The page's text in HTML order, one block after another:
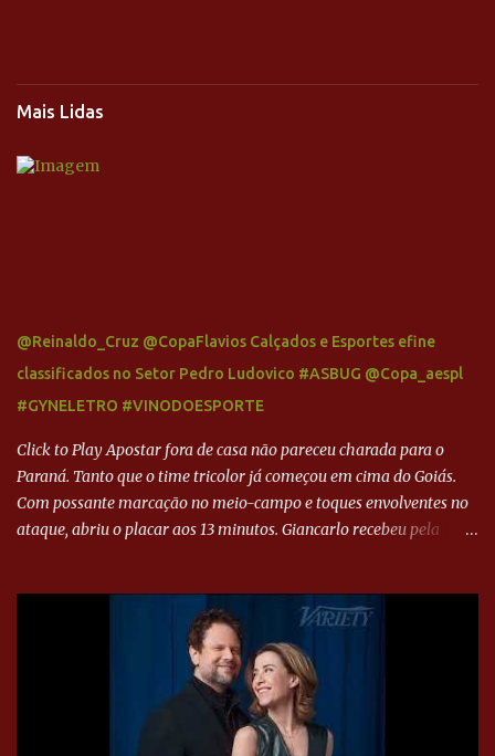
Mais Lidas
@Reinaldo_Cruz @CopaFlavios Calçados e Esportes efine
classificados no Setor Pedro Ludovico #ASBUG @Copa_aespl
#GYNELETRO #VINODOESPORTE
Click to Play Apostar fora de casa não pareceu charada para o
Paraná. Tanto que o time tricolor já começou em cima do Goiás.
Com possante marcação no meio-campo e toques envolventes no
ataque, abriu o placar aos 13 minutos. Giancarlo recebeu pela
Paraná ampliou a vantagem aos 21 minutos. Éverton Garroni
desviou cruzamento de cabeça e, mesmo de costas, incidiu o canto
direito de Harlei. O goleiro esmeraldino se esticou e até tocou na
bola, mas não o suficiente para desviar sua trajetória. O ataque do
Goiás era nulo, tanto que o Paraná seguiu em cima. Aos 32
minutos, Jefferson cabeceou e Harlei fez grande defesa. Seis